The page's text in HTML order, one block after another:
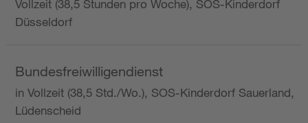
Vollzeit (38,5 Stunden pro Woche), SOS-Kinderdorf
Düsseldorf
Bundesfreiwilligendienst
in Vollzeit (38,5 Std./Wo.), SOS-Kinderdorf Sauerland,
Lüdenscheid